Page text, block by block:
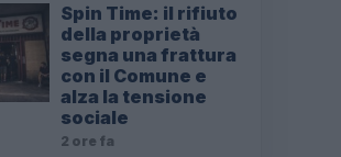
Spin Time: il rifiuto
della proprietà
segna una frattura
con il Comune e
alza la tensione
sociale
2 ore fa